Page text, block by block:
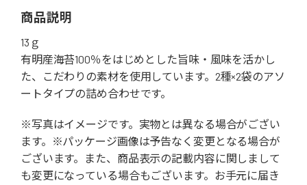
商品説明
13ｇ
有明産海苔100％をはじめとした旨味・風味を活かし
た、こだわりの素材を使用しています。2種×2袋のアソ
ートタイプの詰め合わせです。
※写真はイメージです。実物とは異なる場合がござい
ます。※パッケージ画像は予告なく変更となる場合が
ございます。また、商品表示の記載内容に関しまして
も変更になっている場合もございます。お手元に届き